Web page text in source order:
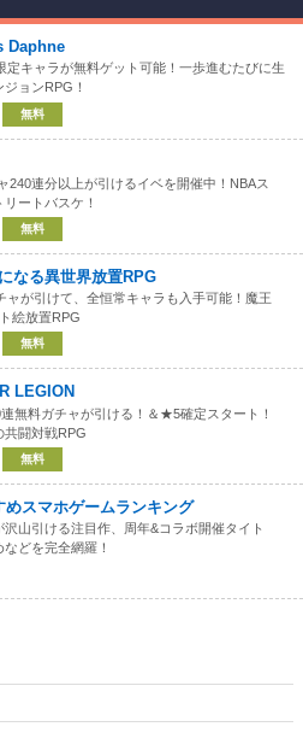
Daphne
定キャラが無料ゲット可能！一歩進むたびに生
ョンRPG！
無料
240連分以上が引けるイベを開催中！NBAス
ートバスケ！
無料
なる異世界放置RPG
ャが引けて、全恒常キャラも入手可能！魔王
絵放置RPG
無料
LEGION
無料ガチャが引ける！＆★5確定スタート！
共闘対戦RPG
無料
めスマホゲームランキング
山引ける注目作、周年&コラボ開催タイト
どを完全網羅！